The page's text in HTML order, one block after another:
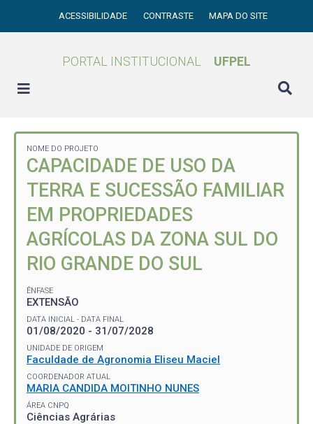
ACESSIBILIDADE CONTRASTE MAPA DO SITE
PORTAL INSTITUCIONAL UFPEL
NOME DO PROJETO
CAPACIDADE DE USO DA
TERRA E SUCESSÃO FAMILIAR
EM PROPRIEDADES
AGRÍCOLAS DA ZONA SUL DO
RIO GRANDE DO SUL
ÊNFASE
EXTENSÃO
DATA INICIAL - DATA FINAL
01/08/2020 - 31/07/2028
UNIDADE DE ORIGEM
Faculdade de Agronomia Eliseu Maciel
COORDENADOR ATUAL
MARIA CANDIDA MOITINHO NUNES
ÁREA CNPQ
Ciências Agrárias